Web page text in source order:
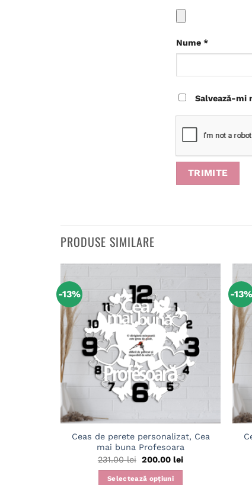
Nume *
Salvează-mi
PRODUSE SIMILARE
-13%
Adaugă
wishlist
Ceas de perete personalizat, Cea
mai buna Profesoara
231.00lei Prețul
a
200.00leiPrețul
Selectează opțiuni
-13%